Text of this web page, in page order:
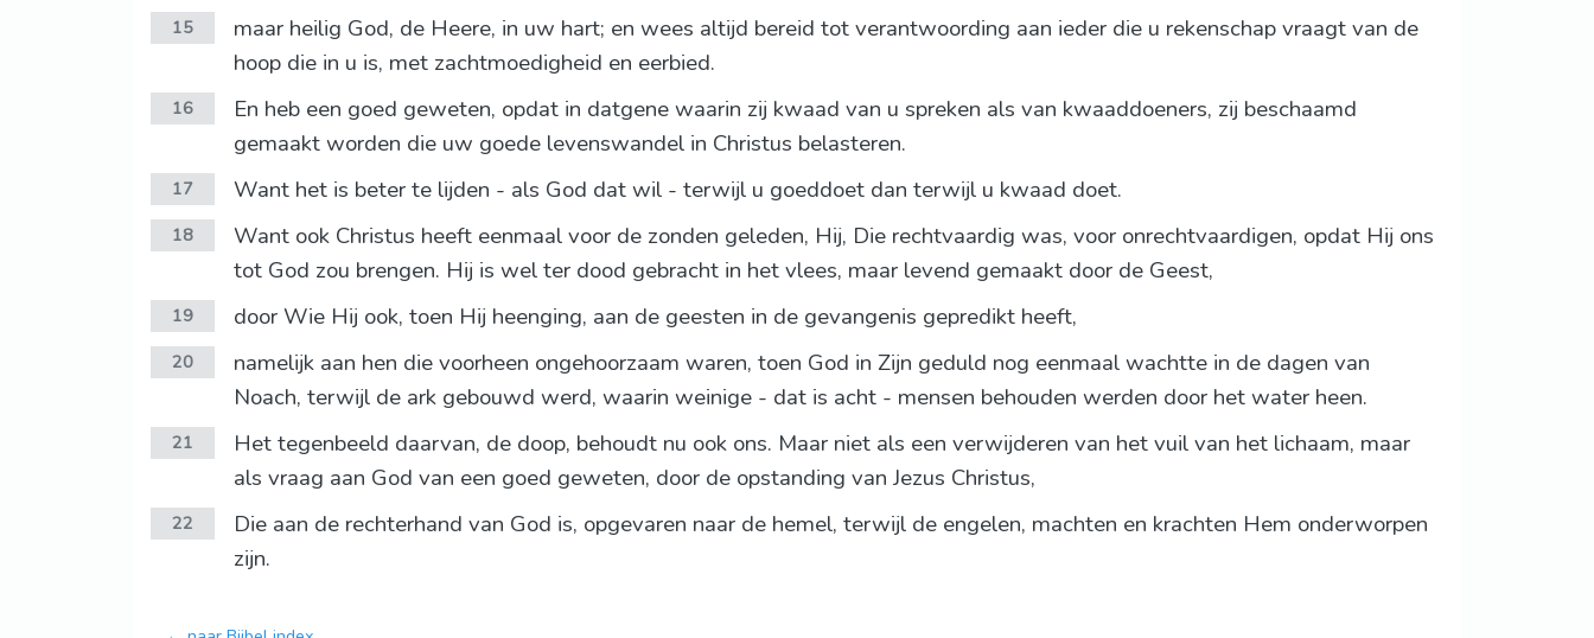
15
maar heilig God, de Heere, in uw hart; en wees altijd bereid tot verantwoording aan ieder die u rekenschap vraagt van de
hoop die in u is, met zachtmoedigheid en eerbied.
16
En heb een goed geweten, opdat in datgene waarin zij kwaad van u spreken als van kwaaddoeners, zij beschaamd
gemaakt worden die uw goede levenswandel in Christus belasteren.
17 Want het is beter te lijden - als God dat wil - terwijl u goeddoet dan terwijl u kwaad doet.
18
Want ook Christus heeft eenmaal voor de zonden geleden, Hij, Die rechtvaardig was, voor onrechtvaardigen, opdat Hij ons
tot God zou brengen. Hij is wel ter dood gebracht in het vlees, maar levend gemaakt door de Geest,
19 door Wie Hij ook, toen Hij heenging, aan de geesten in de gevangenis gepredikt heeft,
20
namelijk aan hen die voorheen ongehoorzaam waren, toen God in Zijn geduld nog eenmaal wachtte in de dagen van
Noach, terwijl de ark gebouwd werd, waarin weinige - dat is acht - mensen behouden werden door het water heen.
21
Het tegenbeeld daarvan, de doop, behoudt nu ook ons. Maar niet als een verwijderen van het vuil van het lichaam, maar
als vraag aan God van een goed geweten, door de opstanding van Jezus Christus,
22
Die aan de rechterhand van God is, opgevaren naar de hemel, terwijl de engelen, machten en krachten Hem onderworpen
zijn.